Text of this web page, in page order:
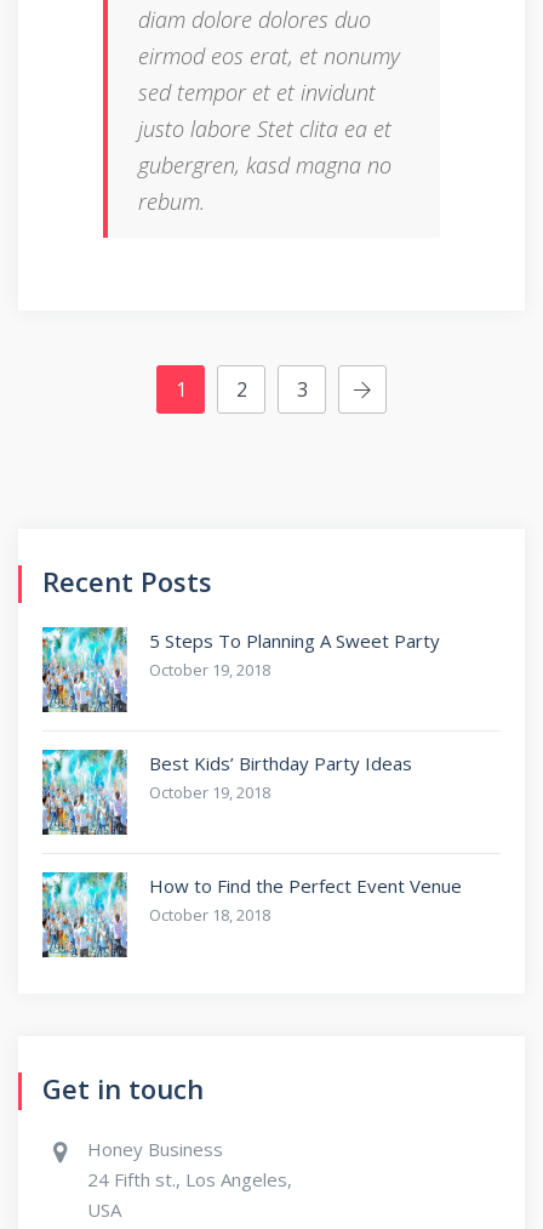
diam dolore dolores duo
eirmod eos erat, et nonumy
sed tempor et et invidunt
justo labore Stet clita ea et
gubergren, kasd magna no
rebum.
1 2 3
Recent Posts
5 Steps To Planning A Sweet Party
October 19, 2018
Best Kids’ Birthday Party Ideas
October 19, 2018
How to Find the Perfect Event Venue
October 18, 2018
Get in touch
Honey Business
24 Fifth st., Los Angeles,
USA